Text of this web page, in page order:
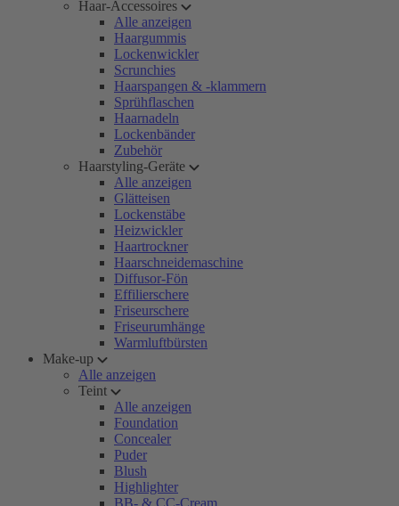
Haar-Accessoires
Alle anzeigen
Haargummis
Lockenwickler
Scrunchies
Haarspangen & -klammern
Sprühflaschen
Haarnadeln
Lockenbänder
Zubehör
Haarstyling-Geräte
Alle anzeigen
Glätteisen
Lockenstäbe
Heizwickler
Haartrockner
Haarschneidemaschine
Diffusor-Fön
Effilierschere
Friseurschere
Friseurumhänge
Warmluftbürsten
Make-up
Alle anzeigen
Teint
Alle anzeigen
Foundation
Concealer
Puder
Blush
Highlighter
BB- & CC-Cream